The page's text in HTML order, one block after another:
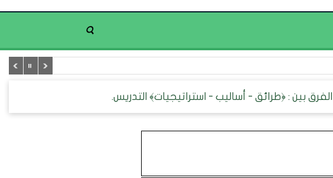
الفرق بين : ﴿طرائق - أساليب - استراتيجيات﴾ التدريس.